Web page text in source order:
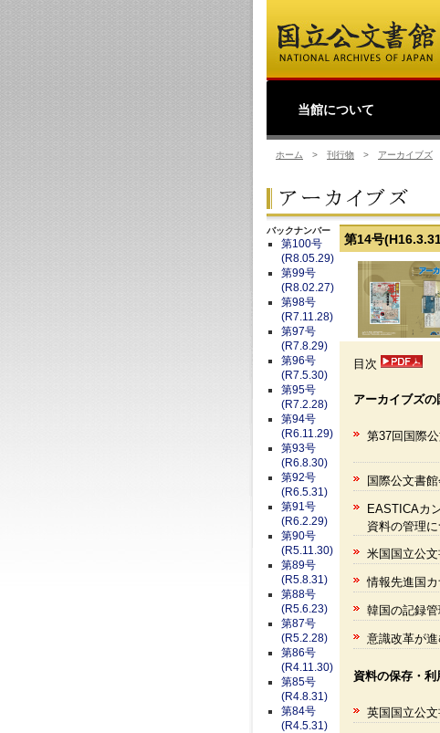
当館について
館長挨拶
事業理念
公文書館概要
業務・活動
歴
ら
館
調
研
議
国
利
閲
写
貸
取
よ
シ
友
ホーム > 刊行物 > アーカイブズ
第14号
目次
アーカイブズの
第37回国際
国際公文書
EASTICAカ
資料の管理
米国国立公
情報先進国
韓国の記録
意識改革が
資料の保存・利
英国国立公
バックナンバー
第100号
(R8.05.29)
第99号
(R8.02.27)
第98号
(R7.11.28)
第97号
(R7.8.29)
第96号
(R7.5.30)
第95号
(R7.2.28)
第94号
(R6.11.29)
第93号
(R6.8.30)
第92号
(R6.5.31)
第91号
(R6.2.29)
第90号
(R5.11.30)
第89号
(R5.8.31)
第88号
(R5.6.23)
第87号
(R5.2.28)
第86号
(R4.11.30)
第85号
(R4.8.31)
第84号
(R4.5.31)